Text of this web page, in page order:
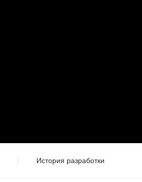
История разработки